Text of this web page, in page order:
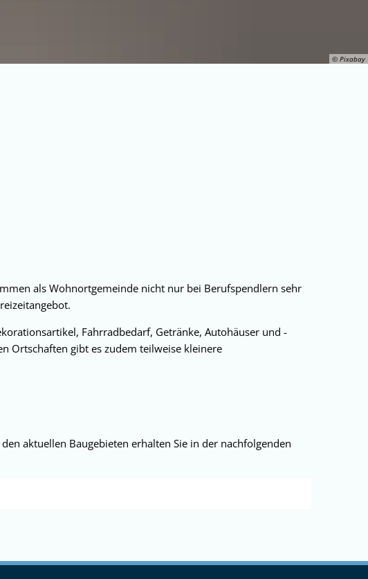
© Pixabay
als Wohnortgemeinde nicht nur bei Berufspendlern sehr
Fahrradbedarf, Getränke, Autohäuser und -
Ortschaften gibt es zudem teilweise kleinere
aktuellen Baugebieten erhalten Sie in der nachfolgenden